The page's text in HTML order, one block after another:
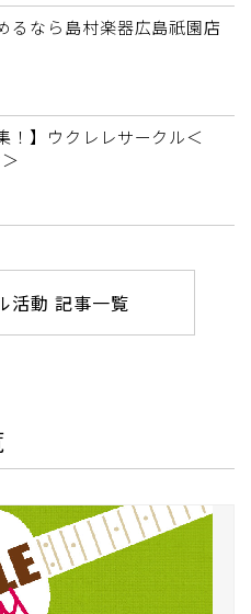
るなら島村楽器広島祇園店
！】ウクレレサークル＜
活動 記事一覧